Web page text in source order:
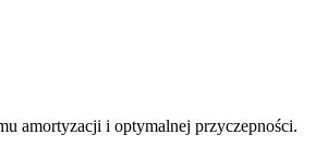
amortyzacji i optymalnej przyczepności.